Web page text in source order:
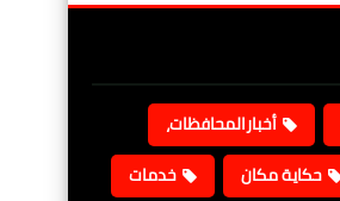
أخبارالمحافظات،
حكاية مكان
خدمات